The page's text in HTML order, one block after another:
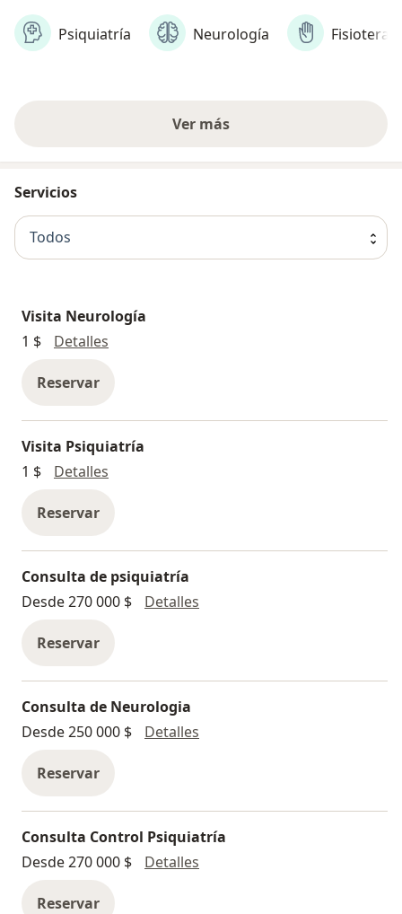
Psiquiatría Neurología
Ver más
Servicios
Todos
Visita Neurología
1 $
Detalles
Reservar
Visita Psiquiatría
1 $
Detalles
Reservar
Consulta de psiquiatría
Desde 270 000 $
Detalles
Reservar
Consulta de Neurologia
Desde 250 000 $
Detalles
Reservar
Consulta Control Psiquiatría
Desde 270 000 $
Detalles
Reservar